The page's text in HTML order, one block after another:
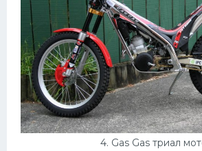
4. Gas Gas триал